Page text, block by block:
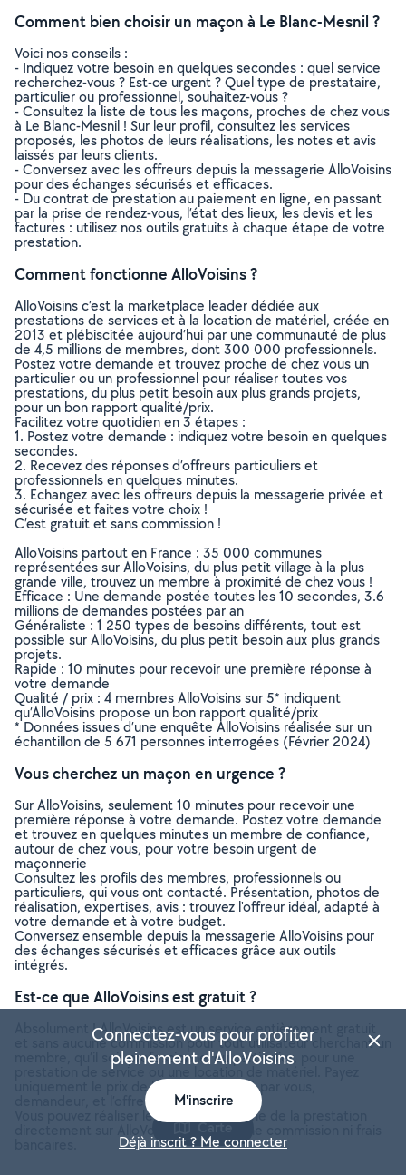
Comment bien choisir un maçon à Le Blanc-Mesnil ?
Voici nos conseils :
- Indiquez votre besoin en quelques secondes : quel service
recherchez-vous ? Est-ce urgent ? Quel type de prestataire,
particulier ou professionnel, souhaitez-vous ?
- Consultez la liste de tous les maçons, proches de chez vous
à Le Blanc-Mesnil ! Sur leur profil, consultez les services
proposés, les photos de leurs réalisations, les notes et avis
laissés par leurs clients.
- Conversez avec les offreurs depuis la messagerie AlloVoisins
pour des échanges sécurisés et efficaces.
- Du contrat de prestation au paiement en ligne, en passant
par la prise de rendez-vous, l’état des lieux, les devis et les
factures : utilisez nos outils gratuits à chaque étape de votre
prestation.
Comment fonctionne AlloVoisins ?
AlloVoisins c’est la marketplace leader dédiée aux
prestations de services et à la location de matériel, créée en
2013 et plébiscitée aujourd’hui par une communauté de plus
de 4,5 millions de membres, dont 300 000 professionnels.
Postez votre demande et trouvez proche de chez vous un
particulier ou un professionnel pour réaliser toutes vos
prestations, du plus petit besoin aux plus grands projets,
pour un bon rapport qualité/prix.
Facilitez votre quotidien en 3 étapes :
1. Postez votre demande : indiquez votre besoin en quelques
secondes.
2. Recevez des réponses d’offreurs particuliers et
professionnels en quelques minutes.
3. Echangez avec les offreurs depuis la messagerie privée et
sécurisée et faites votre choix !
C’est gratuit et sans commission !
AlloVoisins partout en France : 35 000 communes
représentées sur AlloVoisins, du plus petit village à la plus
grande ville, trouvez un membre à proximité de chez vous !
Efficace : Une demande postée toutes les 10 secondes, 3.6
millions de demandes postées par an
Généraliste : 1 250 types de besoins différents, tout est
possible sur AlloVoisins, du plus petit besoin aux plus grands
projets.
Rapide : 10 minutes pour recevoir une première réponse à
votre demande
Qualité / prix : 4 membres AlloVoisins sur 5* indiquent
qu’AlloVoisins propose un bon rapport qualité/prix
* Données issues d’une enquête AlloVoisins réalisée sur un
échantillon de 5 671 personnes interrogées (Février 2024)
Vous cherchez un maçon en urgence ?
Sur AlloVoisins, seulement 10 minutes pour recevoir une
première réponse à votre demande. Postez votre demande
et trouvez en quelques minutes un membre de confiance,
autour de chez vous, pour votre besoin urgent de
maçonnerie
Consultez les profils des membres, professionnels ou
particuliers, qui vous ont contacté. Présentation, photos de
réalisation, expertises, avis : trouvez l'offreur idéal, adapté à
votre demande et à votre budget.
Conversez ensemble depuis la messagerie AlloVoisins pour
des échanges sécurisés et efficaces grâce aux outils
intégrés.
Est-ce que AlloVoisins est gratuit ?
Absolument ! AlloVoisins est un service entièrement gratuit
et sans aucune commission pour tout utilisateur cherchant un
membre, qu’il soit professionnel ou particulier, pour une
prestation de service ou une location de matériel. Payez
uniquement le prix de la prestation, fixé par vous,
demandeur, et l’offreur.
Vous pouvez réaliser le paiement en ligne de la prestation
Carte
Connectez-vous pour profiter
pleinement d'AlloVoisins
M'inscrire
Déjà inscrit ? Me connecter